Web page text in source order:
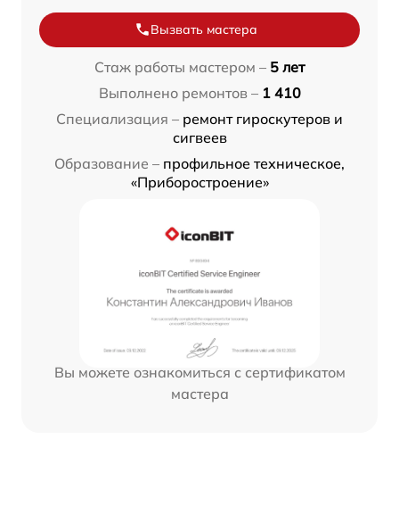
Вызвать мастера
Стаж работы мастером – 5 лет
Выполнено ремонтов – 1 410
Специализация – ремонт гироскутеров и
сигвеев
Образование – профильное техническое,
«Приборостроение»
Вы можете ознакомиться с сертификатом
мастера